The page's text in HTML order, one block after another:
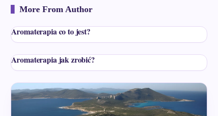
More From Author
Aromaterapia co to jest?
Aromaterapia jak zrobić?